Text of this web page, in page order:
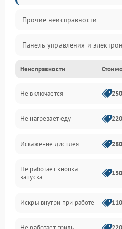
Прочие неисправности
Панель управления и
Дверца и корпус
Механика и внутренние
Механические повреждения
Питание и запуск
Нагрев и приготовление
Программное обеспечение
Неисправности
Не включается
Не нагревает еду
Искажение дисплея
Не работает кнопка
запуска
Искры внутри при работе